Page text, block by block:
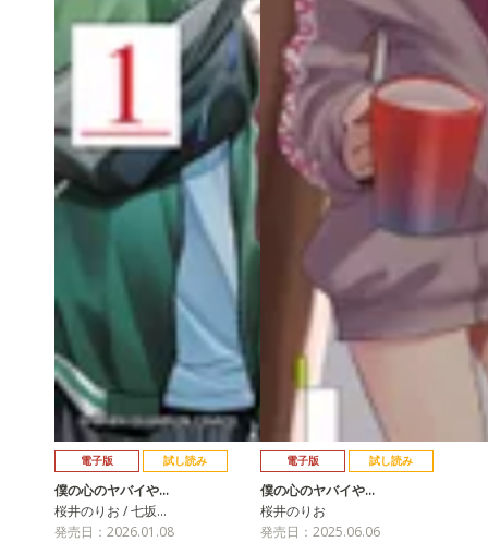
電子版 試し読み
僕の心のヤバイや…
桜井のりお / 七坂…
発売日：2026.01.08
電子版 試し読み
僕の心のヤバイや…
桜井のりお
発売日：2025.06.06